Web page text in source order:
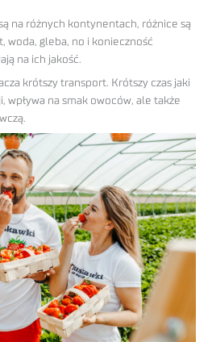
na różnych kontynentach, różnice są
woda, gleba, no i konieczność
na ich jakość.
krótszy transport. Krótszy czas jaki
wpływa na smak owoców, ale także